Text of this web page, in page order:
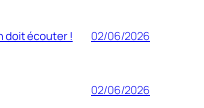
doit écouter ! 02/06/2026
02/06/2026